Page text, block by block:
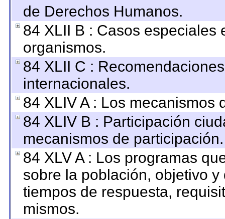
de Derechos Humanos.
84 XLII B : Casos especiales
organismos.
84 XLII C :
internacionales.
84 XLIV A : Los mecanismos
84 XLIV B : Participación
mecanismos de participación.
84 XLV A : Los programas
sobre la población, objetivo
tiempos de respuesta,
mismos.